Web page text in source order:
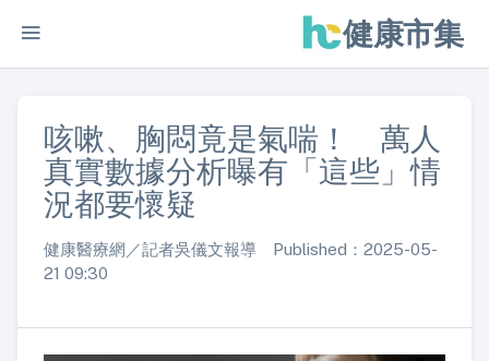
健康市集
咳嗽、胸悶竟是氣喘！ 萬人
真實數據分析曝有「這些」情
況都要懷疑
健康醫療網／記者吳儀文報導 Published：2025-05-
21 09:30